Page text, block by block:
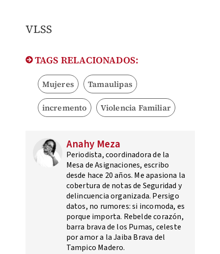
VLSS
TAGS RELACIONADOS:
Mujeres Tamaulipas
incremento Violencia Familiar
Anahy Meza
Periodista, coordinadora de la
Mesa de Asignaciones, escribo
desde hace 20 años. Me apasiona la
cobertura de notas de Seguridad y
delincuencia organizada. Persigo
datos, no rumores: si incomoda, es
porque importa. Rebelde corazón,
barra brava de los Pumas, celeste
por amor a la Jaiba Brava del
Tampico Madero.